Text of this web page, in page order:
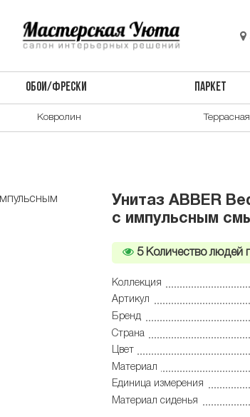
ОБОИ/ФРЕСКИ ПАРКЕТ
Ковролин
Унитаз ABBER
с импульсным
5Количество людей
Коллекция
Артикул
Бренд
Страна
Цвет
Материал
Единица измерения
Материал сиденья